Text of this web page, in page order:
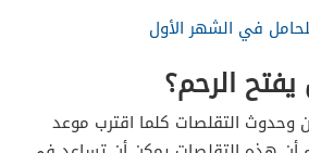
في الشهر الأول
الرحم؟
وحدوث التقلصات كلما اقترب موعد